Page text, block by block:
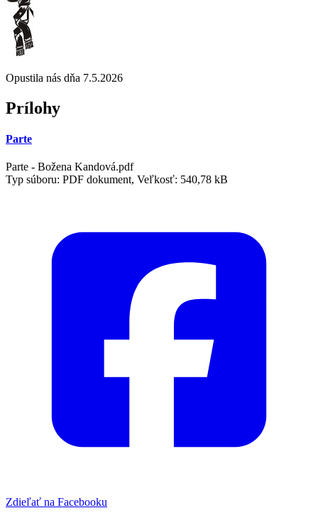
Opustila nás dňa 7.5.2026
Prílohy
Parte
Parte - Božena Kandová.pdf
Typ súboru: PDF dokument, Veľkosť: 540,78 kB
Zdieľať na Facebooku